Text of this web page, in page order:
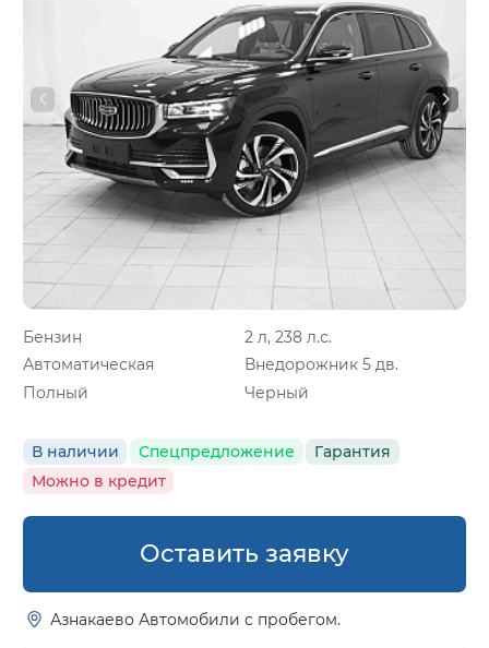
Бензин
2 л, 238 л.с.
Автоматическая
Внедорожник 5 дв.
Полный
Черный
В наличии Спецпредложение
Гарантия
Можно в кредит
Оставить заявку
Азнакаево Автомобили с пробегом.